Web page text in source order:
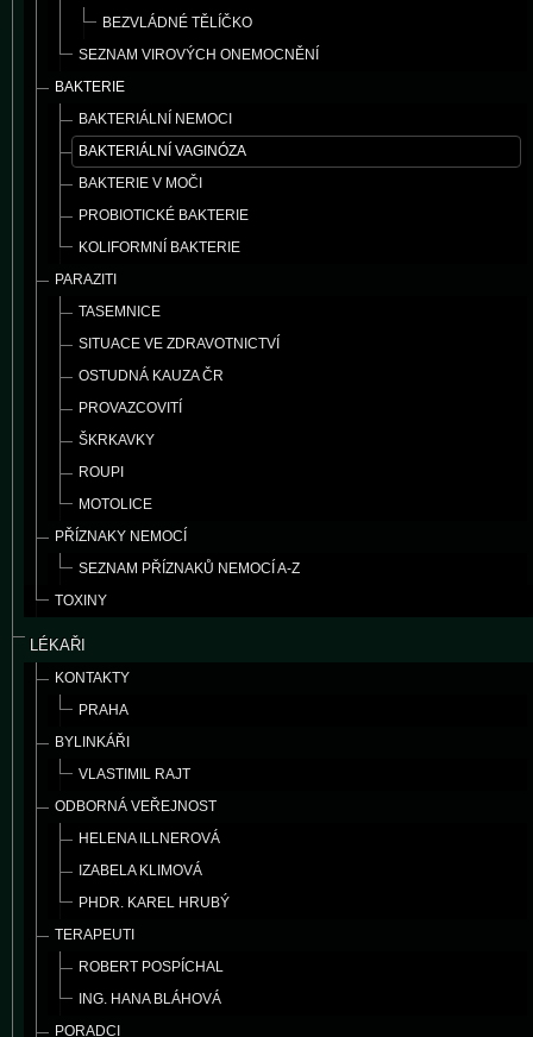
BEZVLÁDNÉ TĚLÍČKO
SEZNAM VIROVÝCH ONEMOCNĚNÍ
BAKTERIE
BAKTERIÁLNÍ NEMOCI
BAKTERIÁLNÍ VAGINÓZA
BAKTERIE V MOČI
PROBIOTICKÉ BAKTERIE
KOLIFORMNÍ BAKTERIE
PARAZITI
TASEMNICE
SITUACE VE ZDRAVOTNICTVÍ
OSTUDNÁ KAUZA ČR
PROVAZCOVITÍ
ŠKRKAVKY
ROUPI
MOTOLICE
PŘÍZNAKY NEMOCÍ
SEZNAM PŘÍZNAKŮ NEMOCÍ A-Z
TOXINY
LÉKAŘI
KONTAKTY
PRAHA
BYLINKÁŘI
VLASTIMIL RAJT
ODBORNÁ VEŘEJNOST
HELENA ILLNEROVÁ
IZABELA KLIMOVÁ
PHDR. KAREL HRUBÝ
TERAPEUTI
ROBERT POSPÍCHAL
ING. HANA BLÁHOVÁ
PORADCI